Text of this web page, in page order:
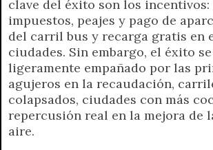
clave del éxito son los incentivos:
impuestos, peajes y pago de
del carril bus y recarga gratis en
ciudades. Sin embargo, el éxito
ligeramente empañado por las
agujeros en la recaudación,
colapsados, ciudades con más
repercusión real en la mejora de
aire.